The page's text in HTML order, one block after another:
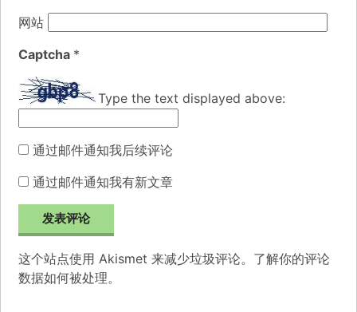
网站
Captcha *
Type the text displayed above:
通过邮件通知我后续评论
通过邮件通知我有新文章
这个站点使用 Akismet 来减少垃圾评论。 了解你的评论
数据如何被处理。